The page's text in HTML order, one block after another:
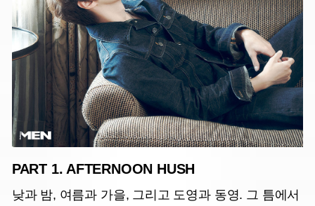
PART 1. AFTERNOON HUSH
낮과 밤, 여름과 가을, 그리고 도영과 동영. 그 틈에서